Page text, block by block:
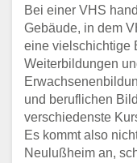
Bei einer VHS
Gebäude, in dem
eine vielschichtige
Weiterbildungen
und beruflichen
verschiedenste
Es kommt also
Neulußheim an,